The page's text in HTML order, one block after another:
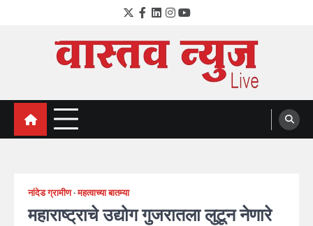
Twitter
Facebook
LinkedIn
Instagram
YouTube
VastavNEWSLive.com
a leading NEWS portal of Maharahstra
नांदेड ग्रामीण महत्वाच्या बातम्या
महाराष्ट्राचे उद्योग गुजरातला लुटून नेणारे